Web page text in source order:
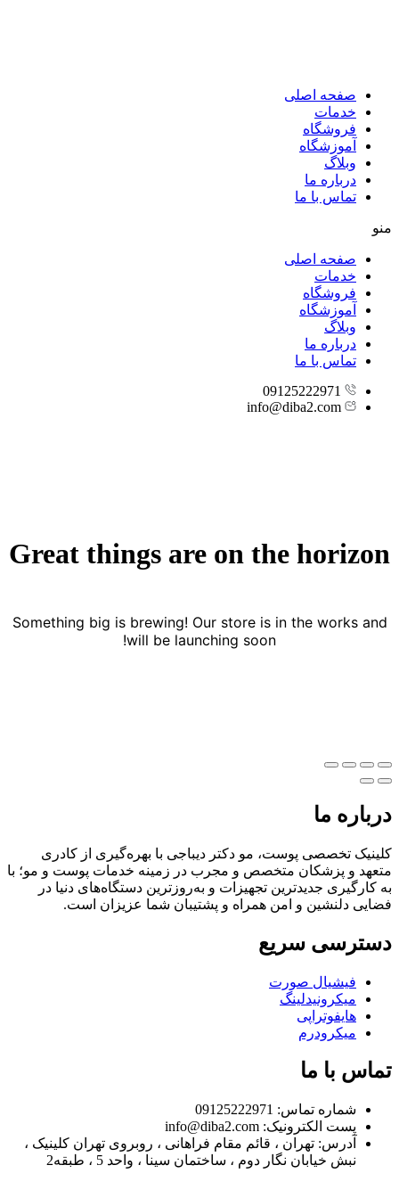
صفحه اصلی
خدمات
فروشگاه
آموزشگاه
وبلاگ
درباره ما
تماس با ما
منو
صفحه اصلی
خدمات
فروشگاه
آموزشگاه
وبلاگ
درباره ما
تماس با ما
09125222971
info@diba2.com
Great things are on the horizon
Something big is brewing! Our store is in the works and
will be launching soon!
درباره ما
کلینیک تخصصی پوست، مو دکتر دیباجی با بهره‌گیری از کادری
متعهد و پزشکان متخصص و مجرب در زمینه خدمات پوست و مو؛ با
به کارگیری جدیدترین تجهیزات و به‌روزترین دستگاه‌های دنیا در
فضایی دلنشین و امن همراه و پشتیبان شما عزیزان است.
دسترسی سریع
فیشیال صورت
میکرونیدلینگ
هایفوتراپی
میکرودرم
تماس با ما
شماره تماس: 09125222971
پست الکترونیک: info@diba2.com
آدرس: تهران ، قائم مقام فراهانی ، روبروی تهران کلینیک ،
نبش خیابان نگار دوم ، ساختمان سینا ، واحد 5 ، طبقه2